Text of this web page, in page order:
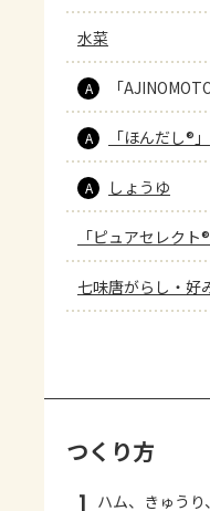
水菜
A 「
A 「ほんだし®」
A しょうゆ
「ピュアセレクト
七味唐がらし・好
つくり方
1 ハム、きゅう